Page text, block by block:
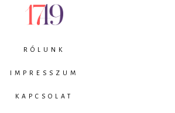
RÓLUNK
IMPRESSZUM
KAPCSOLAT